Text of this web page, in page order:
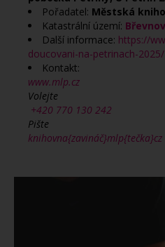
Pořadatel: Městská
Katastrální území: Břevnov
Další informace: https://
doucovani-na-petrinach-2025/
Kontakt:
www.mlp.cz
Volejte
+420 770 130 242
Pište
knihovna{zavináč}mlp{tečka}cz